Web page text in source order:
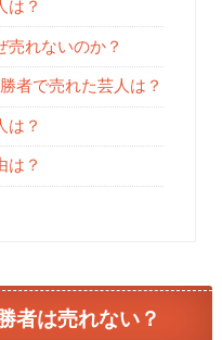
は？
売れないのか？
者で売れた芸人は？
は？
は？
者は売れない？